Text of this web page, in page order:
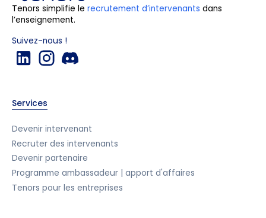
Tenors simplifie le recrutement d’intervenants dans
l’enseignement.
Suivez-nous !
Services
Devenir intervenant
Recruter des intervenants
Devenir partenaire
Programme ambassadeur | apport d'affaires
Tenors pour les entreprises